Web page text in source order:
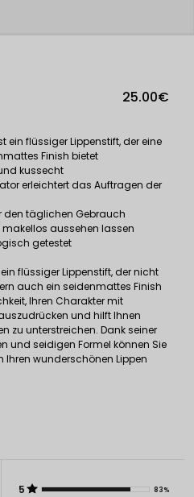
25.00€
ein flüssiger Lippenstift, der eine
Finish bietet
kussecht
erleichtert das Auftragen der
den täglichen Gebrauch
aussehen lassen
getestet
flüssiger Lippenstift, der nicht
auch ein seidenmattes Finish
Ihren Charakter mit
und hilft Ihnen
zu unterstreichen. Dank seiner
und seidigen Formel können Sie
wunderschönen Lippen
5 83%